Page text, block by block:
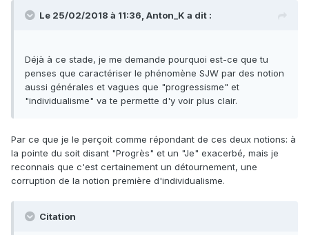
Le 25/02/2018 à 11:36, Anton_K a dit :
Déjà à ce stade, je me demande pourquoi est-ce que tu
penses que caractériser le phénomène SJW par des notion
aussi générales et vagues que "progressisme" et
"individualisme" va te permette d'y voir plus clair.
Par ce que je le perçoit comme répondant de ces deux notions: à
la pointe du soit disant "Progrès" et un "Je" exacerbé, mais je
reconnais que c'est certainement un détournement, une
corruption de la notion première d'individualisme.
Citation